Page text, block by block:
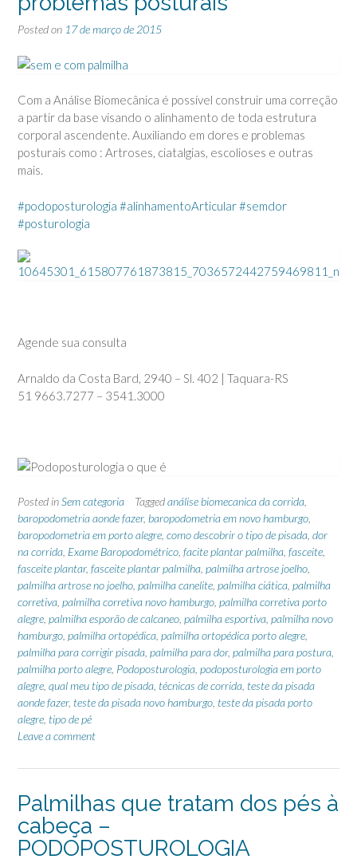
Posted on 17 de março de 2015
Com a Análise Biomecânica é possível construir uma correção
a partir da base visando o alinhamento de toda estrutura
corporal ascendente. Auxiliando em dores e problemas
posturais como : Artroses, ciatalgias, escolioses e outras
mais.
‪#‎podoposturologia‬ ‪#‎alinhamentoArticular‬‪#‎semdor‬
‪#‎posturologia‬
Agende sua consulta
Arnaldo da Costa Bard, 2940 – Sl. 402 | Taquara-RS
51 9663.7277 – 3541.3000
Posted inSem categoria Taggedanálise biomecanica da corrida
baropodometria aonde fazer, baropodometria em novo hamburgo
baropodometria em porto alegre como descobrir o tipo de pisada dor
na corrida Exame Baropodométrico facite plantar palmilha fasceite
fasceite plantar, fasceite plantar palmilha palmilha artrose joelho
palmilha artrose no joelho palmilha canelite palmilha ciática palmilha
corretiva palmilha corretiva novo hamburgo palmilha corretiva porto
alegre palmilha esporão de calcaneo palmilha esportiva palmilha novo
hamburgo palmilha ortopédica palmilha ortopédica porto alegre
palmilha para corrigir pisada palmilha para dor, palmilha para postura
palmilha porto alegre Podoposturologia podoposturologia em porto
alegre qual meu tipo de pisada técnicas de corrida teste da pisada
aonde fazer, teste da pisada novo hamburgo teste da pisada porto
alegre tipo de pé
Leave a comment
Palmilhas que tratam dos pés à
cabeça –
PODOPOSTUROLOGIA